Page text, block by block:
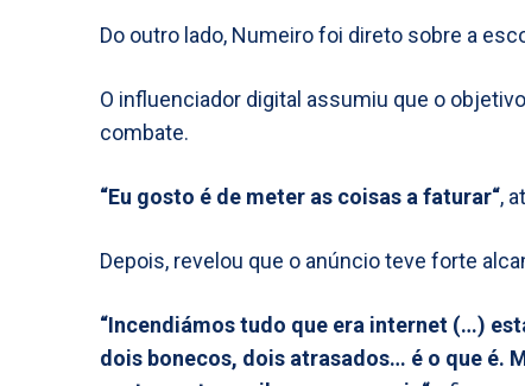
Do outro lado, Numeiro foi direto sobre a
O influenciador digital assumiu que o
combate.
“Eu gosto é de meter as coisas a faturar“,
Depois, revelou que o anúncio teve forte
“Incendiámos tudo que era internet (…)
dois bonecos, dois atrasados… é o que é.